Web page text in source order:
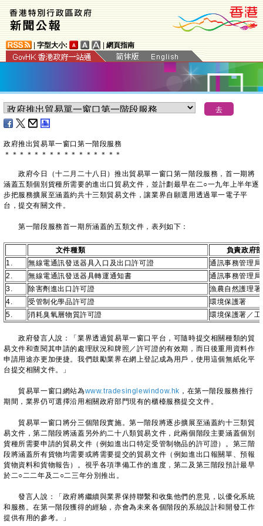
字型大小: 網頁指南
政府推出貿易單一窗口第一階段服務
＊ ＊ ＊ ＊ ＊ ＊ ＊ ＊ ＊ ＊ ＊ ＊ ＊ ＊ ＊ ＊
政府今日（十二月二十八日）推出貿易單一窗口第一階段服務，首一期將
涵蓋五類個別貨種所需要的進出口貿易文件，並計劃最早在二○一九年上半年逐
步把服務擴展至涵蓋約共十三類貿易文件，讓業界自願選用透過單一電子平
台，提交有關文件。
第一階段服務首一期所涵蓋的五類文件，表列如下：
文件種類
負責政府部
1.
無線電通訊發送器具入口及出口許可證
通訊事務管理局
2.
無線電通訊發送器具轉運通知書
通訊事務管理局
3.
除害劑進出口許可證
漁農自然護理署
4.
受管制化學品許可證
環境保護署
5.
消耗臭氧層物質許可證 環境保護署／
政府發言人說：「業界透過貿易單一窗口平台，可隨時提交相關種類的貿
易文件和查閱其申請的處理狀況和牌照／許可證的有效期，而日後重用資料作
申請用途亦更加便捷。我們鼓勵業界在網上登記成為用戶，使用這個無紙化平
台提交相關文件。」
貿易單一窗口網站為www.tradesinglewindow.hk ，在第一階段服務推行
期間，業界仍可選擇沿用相關政府部門現有的櫃檯服務提交文件。
貿易單一窗口將分三個階段實施。第一階段將逐步擴展至涵蓋約十三類貿
易文件，第二階段將涵蓋另外約二十八類貿易文件，此兩個階段主要涵蓋個別
貨種所需要申請的貿易文件（例如進出口特定受管制物品的許可證）。第三階
段將涵蓋所有貨物均需要或將需要提交的貿易文件（例如進出口報關單、預報
貨物資料和貨物報告）。視乎各項準備工作的進度，第二及第三階段預計最早
於二○二二年及二○二三年分別推出。
發言人說：「政府將繼續與業界保持聯繫和收集他們的意見，以優化系統
和服務。在第一階段獲得的經驗，亦會為未來各個階段的系統設計和開發工作
提供有用的參考。」